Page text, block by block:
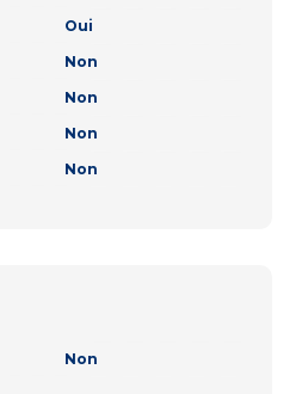
Oui
Non
Non
Non
Non
Non